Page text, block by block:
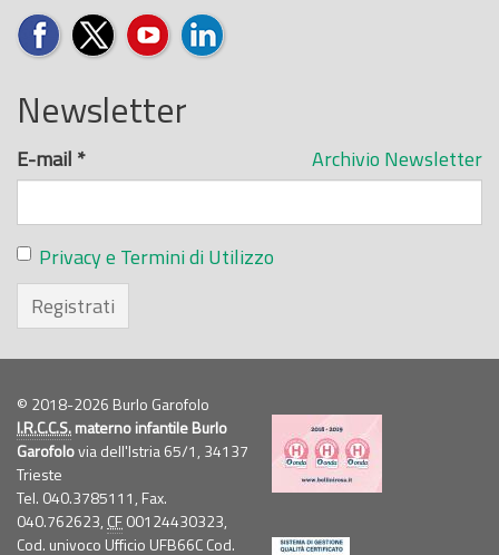
Newsletter
Archivio Newsletter
E-mail *
Privacy e Termini di Utilizzo
Registrati
© 2018-2026 Burlo Garofolo
I.R.C.C.S.materno infantile Burlo
Garofolovia dell'Istria 65/1, 34137
Trieste
Tel. 040.3785111, Fax.
040.762623, CF00124430323,
Cod. univoco Ufficio UFB66C Cod.